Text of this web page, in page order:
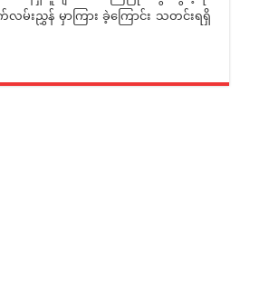
မ်းညွှန် မှာကြား ခဲ့ကြောင်း သတင်းရရှိ